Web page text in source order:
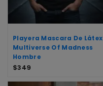
Playera Mascara De Látex
Multiverse Of Madness
Hombre
$349